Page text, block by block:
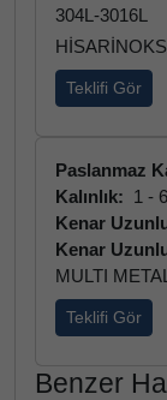
304L-3016L
Teklifi Gör
Paslanmaz
Kalınlık: 1 -
Kenar
Kenar
MULTI
Teklifi Gör
Benzer